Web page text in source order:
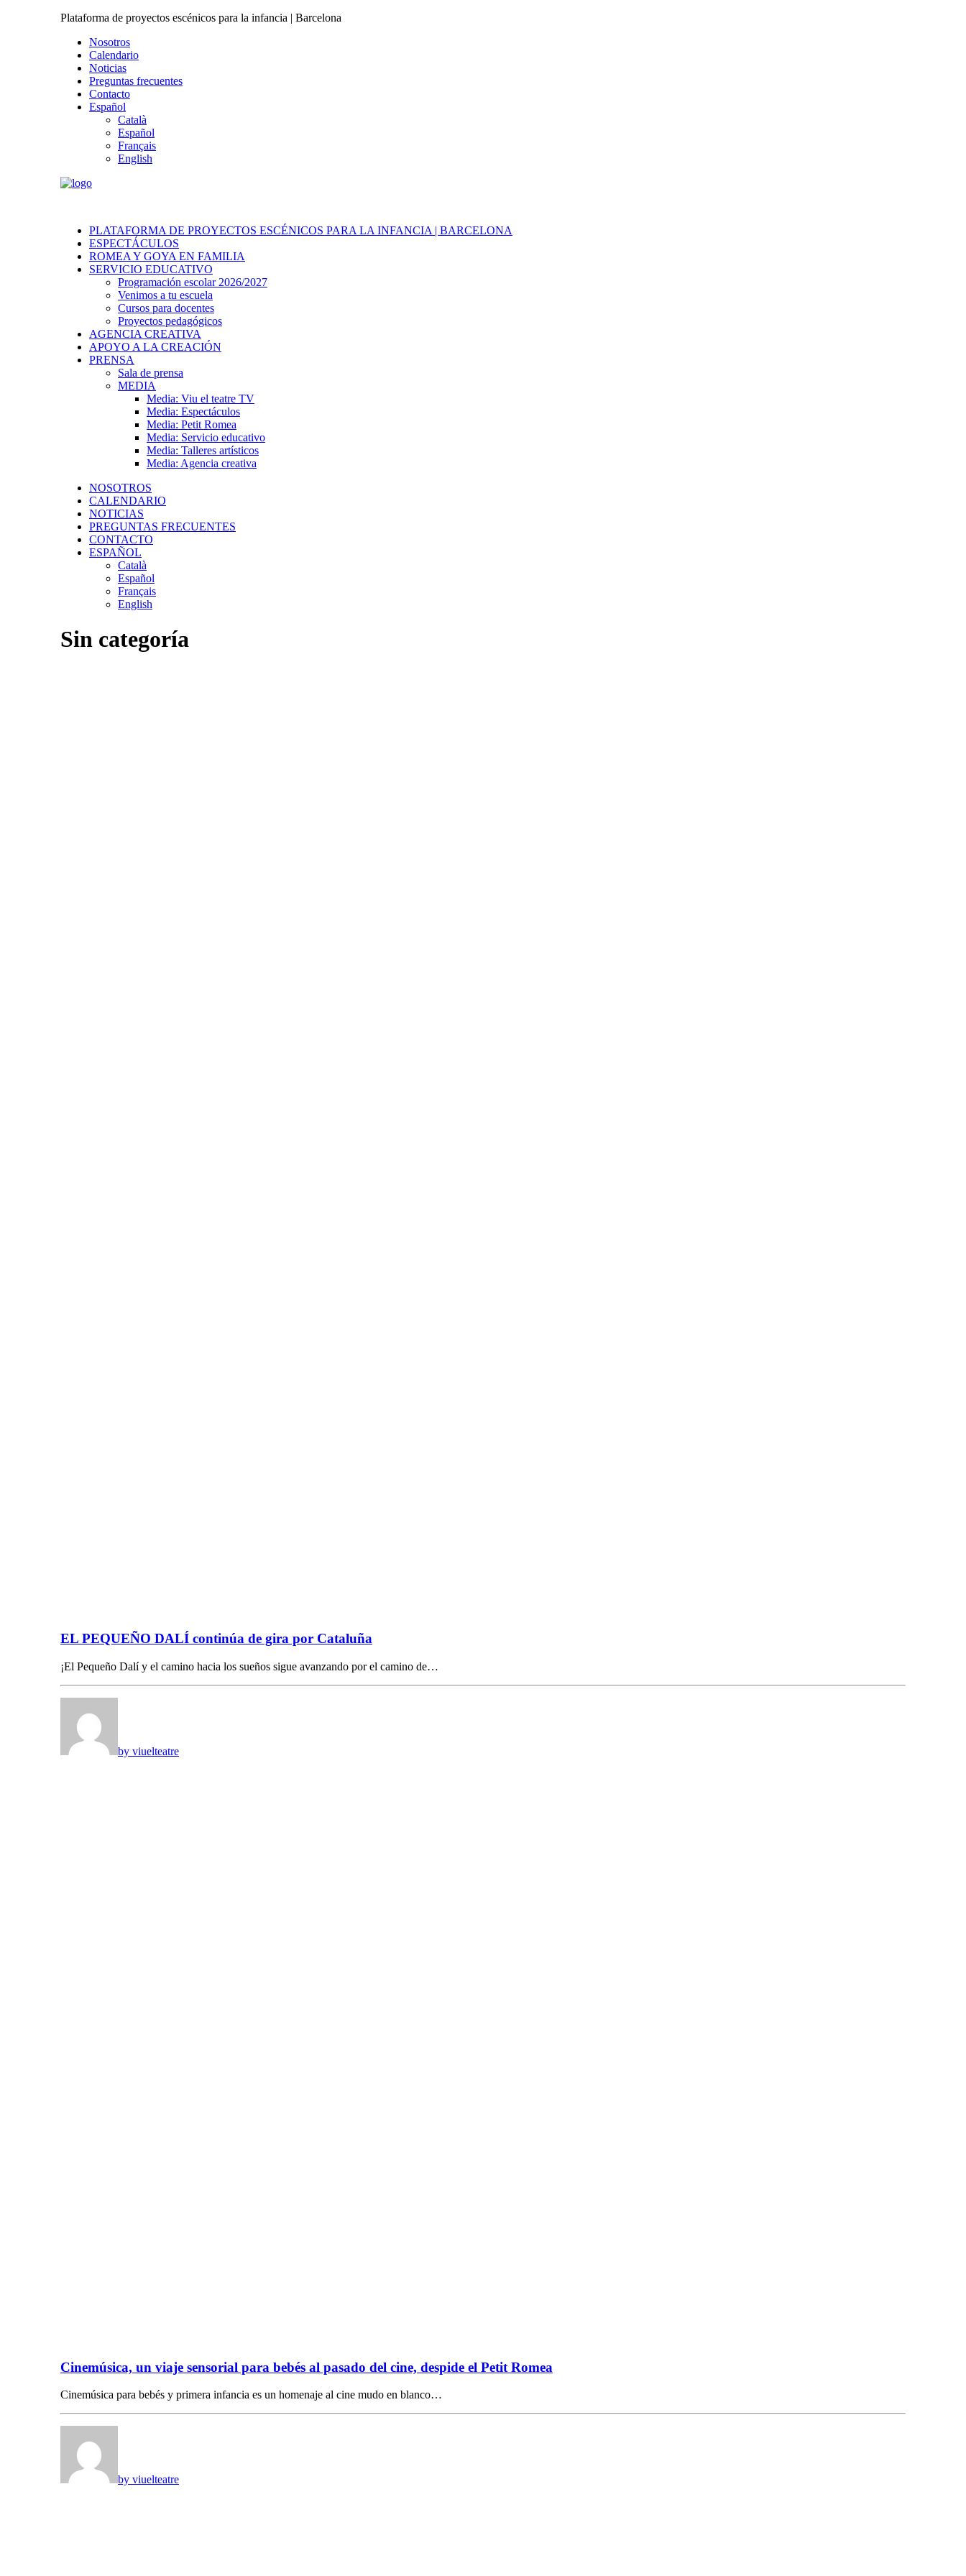
Plataforma de proyectos escénicos para la infancia | Barcelona
Nosotros
Calendario
Noticias
Preguntas frecuentes
Contacto
Español
Català
Español
Français
English
PLATAFORMA DE PROYECTOS ESCÉNICOS PARA LA INFANCIA | BARCELONA
ESPECTÁCULOS
ROMEA Y GOYA EN FAMILIA
SERVICIO EDUCATIVO
Programación escolar 2026/2027
Venimos a tu escuela
Cursos para docentes
Proyectos pedagógicos
AGENCIA CREATIVA
APOYO A LA CREACIÓN
PRENSA
Sala de prensa
MEDIA
Media: Viu el teatre TV
Media: Espectáculos
Media: Petit Romea
Media: Servicio educativo
Media: Talleres artísticos
Media: Agencia creativa
NOSOTROS
CALENDARIO
NOTICIAS
PREGUNTAS FRECUENTES
CONTACTO
ESPAÑOL
Català
Español
Français
English
Sin categoría
EL PEQUEÑO DALÍ continúa de gira por Cataluña
¡El Pequeño Dalí y el camino hacia los sueños sigue avanzando por el camino de…
by viuelteatre
Cinemúsica, un viaje sensorial para bebés al pasado del cine, despide el Petit Romea
Cinemúsica para bebés y primera infancia es un homenaje al cine mudo en blanco…
by viuelteatre